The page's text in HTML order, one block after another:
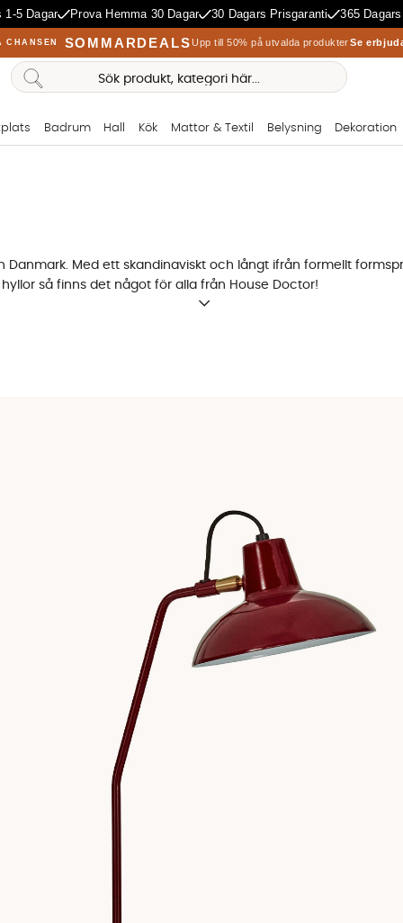
1-5 Dagar Prova Hemma 30 Dagar 30 Dagars Prisgaranti 365
CHANSEN SOMMARDEALSUpp till 50% på utvalda produkterSe
Badrum Hall Kök Mattor & Textil Belysning Dekoration
Med ett skandinaviskt och långt ifrån formellt
så finns det något för alla från House Doctor!